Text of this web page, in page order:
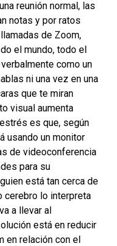
reunión normal, las
notas y por ratos
de Zoom,
el mundo, todo el
como un
ni una vez en una
que te miran
visual aumenta
es que, según
usando un monitor
de videoconferencia
para su
está tan cerca de
cerebro lo interpreta
a llevar al
está en reducir
en relación con el